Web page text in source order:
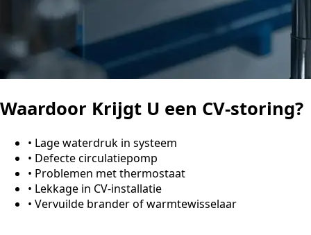
Waardoor Krijgt U een CV-storing?
• Lage waterdruk in systeem
• Defecte circulatiepomp
• Problemen met thermostaat
• Lekkage in CV-installatie
• Vervuilde brander of warmtewisselaar